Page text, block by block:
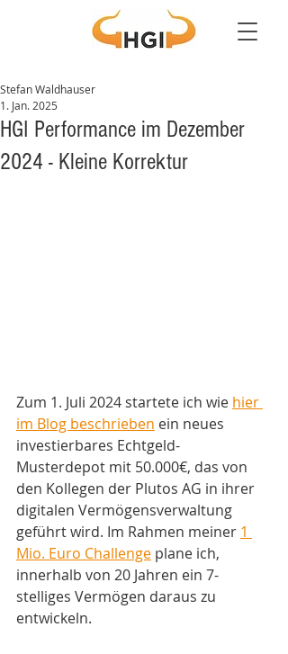
HGI Performance im Dezember
2024 - Kleine Korrektur
Stefan Waldhauser
1. Jan. 2025
Zum 1. Juli 2024 startete ich wie hier
im Blog beschrieben ein neues
investierbares Echtgeld-
Musterdepot mit 50.000€, das von
den Kollegen der Plutos AG in ihrer
digitalen Vermögensverwaltung
geführt wird. Im Rahmen meiner 1
Mio. Euro Challenge plane ich,
innerhalb von 20 Jahren ein 7-
stelliges Vermögen daraus zu
entwickeln.